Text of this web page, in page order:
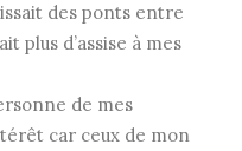
des ponts entre
plus d’assise à mes
de mes
car ceux de mon